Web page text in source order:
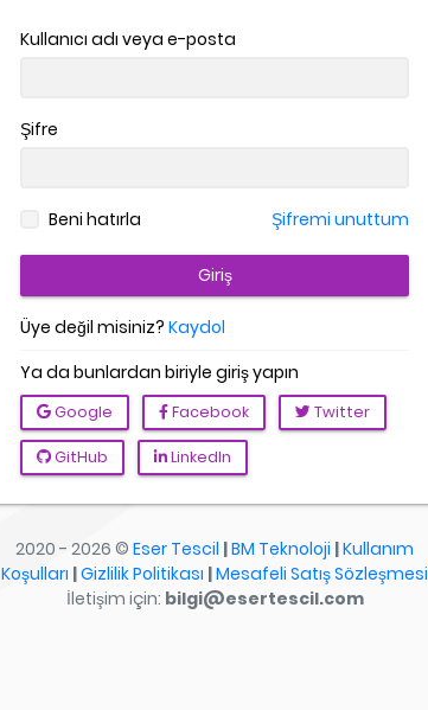
Kullanıcı adı veya e-posta
Şifre
Beni hatırla Şifremi unuttum
Giriş
Üye değil misiniz? Kaydol
Ya da bunlardan biriyle giriş yapın
Google Facebook Twitter
GitHub LinkedIn
2020 - 2026 © Eser Tescil |BM Teknoloji |Kullanım
Koşulları |Gizlilik Politikası |Mesafeli Satış Sözleşmesi
İletişim için: bilgi@esertescil.com